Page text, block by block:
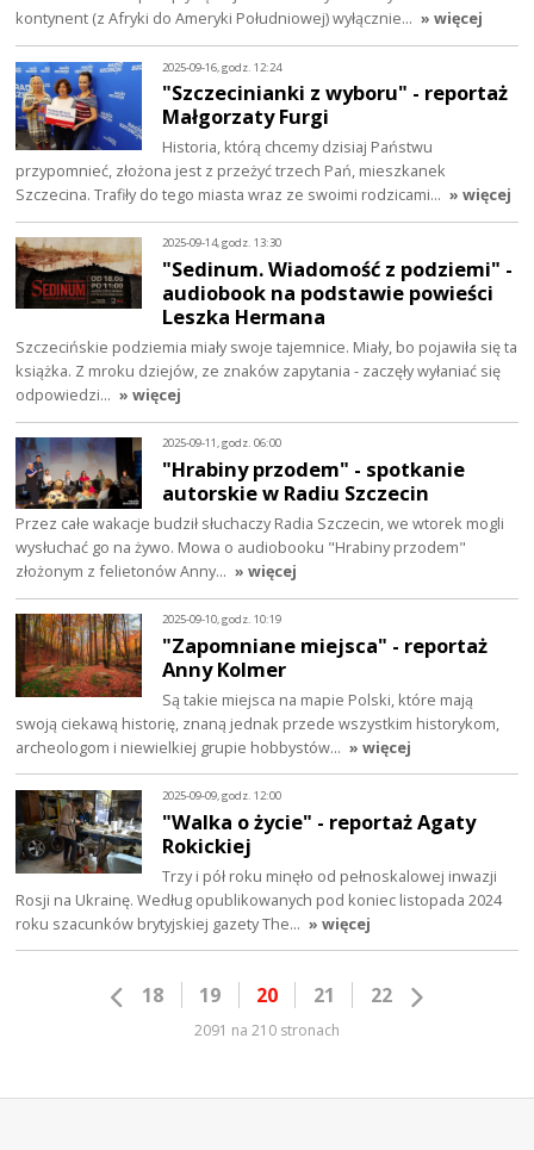
kontynent (z Afryki do Ameryki Południowej) wyłącznie… » więcej
2025-09-16, godz. 12:24
"Szczecinianki z wyboru" - reportaż
Małgorzaty Furgi
Historia, którą chcemy dzisiaj Państwu
przypomnieć, złożona jest z przeżyć trzech Pań, mieszkanek
Szczecina. Trafiły do tego miasta wraz ze swoimi rodzicami… » więcej
2025-09-14, godz. 13:30
"Sedinum. Wiadomość z podziemi" -
audiobook na podstawie powieści
Leszka Hermana
Szczecińskie podziemia miały swoje tajemnice. Miały, bo pojawiła się ta
książka. Z mroku dziejów, ze znaków zapytania - zaczęły wyłaniać się
odpowiedzi… » więcej
2025-09-11, godz. 06:00
"Hrabiny przodem" - spotkanie
autorskie w Radiu Szczecin
Przez całe wakacje budził słuchaczy Radia Szczecin, we wtorek mogli
wysłuchać go na żywo. Mowa o audiobooku "Hrabiny przodem"
złożonym z felietonów Anny… » więcej
2025-09-10, godz. 10:19
"Zapomniane miejsca" - reportaż
Anny Kolmer
Są takie miejsca na mapie Polski, które mają
swoją ciekawą historię, znaną jednak przede wszystkim historykom,
archeologom i niewielkiej grupie hobbystów… » więcej
2025-09-09, godz. 12:00
"Walka o życie" - reportaż Agaty
Rokickiej
Trzy i pół roku minęło od pełnoskalowej inwazji
Rosji na Ukrainę. Według opublikowanych pod koniec listopada 2024
roku szacunków brytyjskiej gazety The… » więcej
18 19 20 21 22
2091 na 210 stronach